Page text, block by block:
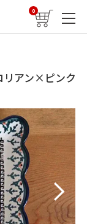
0
リアン×ピンク